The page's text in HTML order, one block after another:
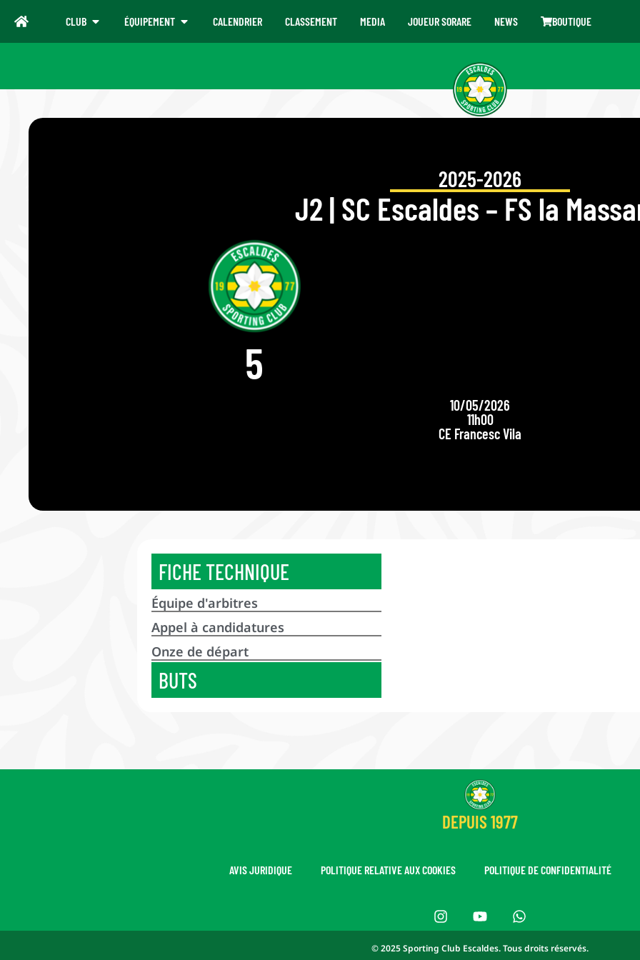
CLUB ÉQUIPEMENT CALENDRIER CLASSEMENT MEDIA JOUEUR SORARE NEWS BOUTIQUE
2025-2026
J2 | SC Escaldes – FS la
5
10/05/2026
11h00
CE Francesc Vila
FICHE TECHNIQUE
Équipe d'arbitres
Appel à candidatures
Onze de départ
BUTS
DEPUIS 1977
AVIS JURIDIQUE POLITIQUE RELATIVE AUX COOKIES POLITIQUE DE CONFIDENTIALITÉ
© 2025 Sporting Club Escaldes. Tous droits réservés.